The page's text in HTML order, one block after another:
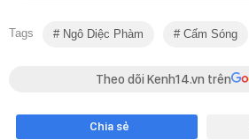
Tags Ngô Diệc Phàm Cấm Sóng
Theo dõi Kenh14.vn trên
Chia sẻ